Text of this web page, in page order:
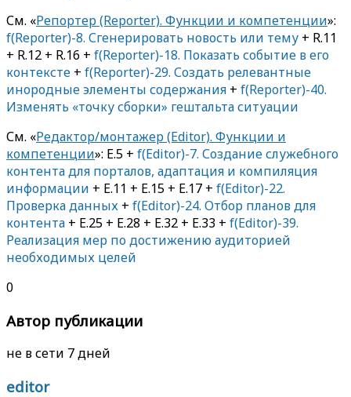
См. «Репортер (Reporter). Функции и компетенции»:
f(Reporter)-8. Сгенерировать новость или тему + R.11
+ R.12 + R.16 + f(Reporter)-18. Показать событие в его
контексте + f(Reporter)-29. Создать релевантные
инородные элементы содержания + f(Reporter)-40.
Изменять «точку сборки» гештальта ситуации
См. «Редактор/монтажер (Editor). Функции и
компетенции»: E.5 + f(Editor)-7. Создание служебного
контента для порталов, адаптация и компиляция
информации + E.11 + E.15 + E.17 + f(Editor)-22.
Проверка данных + f(Editor)-24. Отбор планов для
контента + E.25 + E.28 + E.32 + E.33 + f(Editor)-39.
Реализация мер по достижению аудиторией
необходимых целей
0
Автор публикации
не в сети 7 дней
editor